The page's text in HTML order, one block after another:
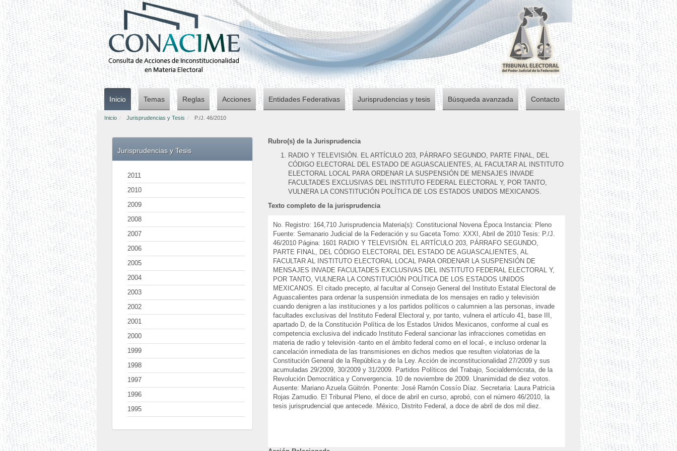
Inicio Temas Reglas Acciones Entidades Federativas Jurisprudencias y tesis Búsqueda avanzada Contacto
Inicio Jurisprudencias y Tesis P./J. 46/2010
Jurisprudencias y Tesis
2011
2010
2009
2008
2007
2006
2005
2004
2003
2002
2001
2000
1999
1998
1997
1996
1995
Rubro(s) de la Jurisprudencia
RADIO Y TELEVISIÓN. EL ARTÍCULO 203, PÁRRAFO SEGUNDO, PARTE FINAL, DEL
CÓDIGO ELECTORAL DEL ESTADO DE AGUASCALIENTES, AL FACULTAR AL INSTITUTO
ELECTORAL LOCAL PARA ORDENAR LA SUSPENSIÓN DE MENSAJES INVADE
FACULTADES EXCLUSIVAS DEL INSTITUTO FEDERAL ELECTORAL Y, POR TANTO,
VULNERA LA CONSTITUCIÓN POLÍTICA DE LOS ESTADOS UNIDOS MEXICANOS.
Texto completo de la jurisprudencia
No. Registro: 164,710 Jurisprudencia Materia(s): Constitucional Novena Época Instancia: Pleno
Fuente: Semanario Judicial de la Federación y su Gaceta Tomo: XXXI, Abril de 2010 Tesis: P./J.
46/2010 Página: 1601 RADIO Y TELEVISIÓN. EL ARTÍCULO 203, PÁRRAFO SEGUNDO,
PARTE FINAL, DEL CÓDIGO ELECTORAL DEL ESTADO DE AGUASCALIENTES, AL
FACULTAR AL INSTITUTO ELECTORAL LOCAL PARA ORDENAR LA SUSPENSIÓN DE
MENSAJES INVADE FACULTADES EXCLUSIVAS DEL INSTITUTO FEDERAL ELECTORAL Y,
POR TANTO, VULNERA LA CONSTITUCIÓN POLÍTICA DE LOS ESTADOS UNIDOS
MEXICANOS. El citado precepto, al facultar al Consejo General del Instituto Estatal Electoral de
Aguascalientes para ordenar la suspensión inmediata de los mensajes en radio y televisión
cuando denigren a las instituciones y a los partidos políticos o calumnien a las personas, invade
facultades exclusivas del Instituto Federal Electoral y, por tanto, vulnera el artículo 41, base III,
apartado D, de la Constitución Política de los Estados Unidos Mexicanos, conforme al cual es
competencia exclusiva del indicado Instituto Federal sancionar las infracciones cometidas en
materia de radio y televisión -tanto en el ámbito federal como en el local-, e incluso ordenar la
cancelación inmediata de las transmisiones en dichos medios que resulten violatorias de la
Constitución General de la República y de la Ley. Acción de inconstitucionalidad 27/2009 y sus
acumuladas 29/2009, 30/2009 y 31/2009. Partidos Políticos del Trabajo, Socialdemócrata, de la
Revolución Democrática y Convergencia. 10 de noviembre de 2009. Unanimidad de diez votos.
Ausente: Mariano Azuela Güitrón. Ponente: José Ramón Cossío Díaz. Secretaria: Laura Patricia
Rojas Zamudio. El Tribunal Pleno, el doce de abril en curso, aprobó, con el número 46/2010, la
tesis jurisprudencial que antecede. México, Distrito Federal, a doce de abril de dos mil diez.